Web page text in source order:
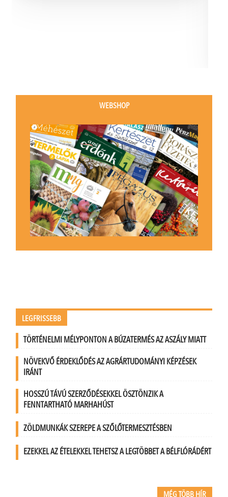
WEBSHOP
LEGFRISSEBB
TÖRTÉNELMI MÉLYPONTON A BÚZATERMÉS AZ ASZÁLY MIATT
NÖVEKVŐ ÉRDEKLŐDÉS AZ AGRÁRTUDOMÁNYI KÉPZÉSEK
IRÁNT
HOSSZÚ TÁVÚ SZERZŐDÉSEKKEL ÖSZTÖNZIK A
FENNTARTHATÓ MARHAHÚST
ZÖLDMUNKÁK SZEREPE A SZŐLŐTERMESZTÉSBEN
EZEKKEL AZ ÉTELEKKEL TEHETSZ A LEGTÖBBET A BÉLFLÓRÁDÉRT
MÉG TÖBB HÍR